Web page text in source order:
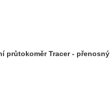
průtokoměr Tracer - přenosný